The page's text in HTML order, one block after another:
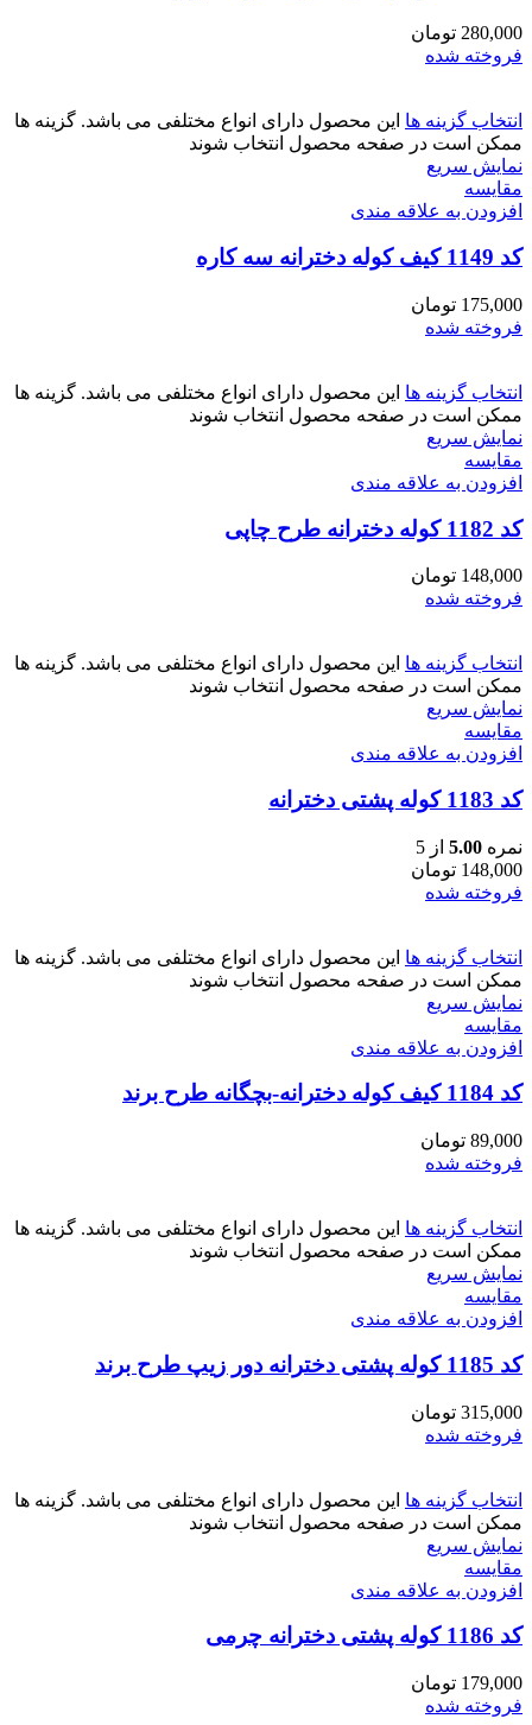
280,000 تومان
فروخته شده
انتخاب گزینه ها این محصول دارای انواع مختلفی می باشد. گزینه ها
ممکن است در صفحه محصول انتخاب شوند
نمایش سریع
مقايسه
افزودن به علاقه مندی
کد 1149 کیف کوله دخترانه سه کاره
175,000 تومان
فروخته شده
انتخاب گزینه ها این محصول دارای انواع مختلفی می باشد. گزینه ها
ممکن است در صفحه محصول انتخاب شوند
نمایش سریع
مقايسه
افزودن به علاقه مندی
کد 1182 کوله دخترانه طرح چاپی
148,000 تومان
فروخته شده
انتخاب گزینه ها این محصول دارای انواع مختلفی می باشد. گزینه ها
ممکن است در صفحه محصول انتخاب شوند
نمایش سریع
مقايسه
افزودن به علاقه مندی
کد 1183 کوله پشتی دخترانه
نمره 5.00 از 5
148,000 تومان
فروخته شده
انتخاب گزینه ها این محصول دارای انواع مختلفی می باشد. گزینه ها
ممکن است در صفحه محصول انتخاب شوند
نمایش سریع
مقايسه
افزودن به علاقه مندی
کد 1184 کیف کوله دخترانه-بچگانه طرح برند
89,000 تومان
فروخته شده
انتخاب گزینه ها این محصول دارای انواع مختلفی می باشد. گزینه ها
ممکن است در صفحه محصول انتخاب شوند
نمایش سریع
مقايسه
افزودن به علاقه مندی
کد 1185 کوله پشتی دخترانه دور زیپ طرح برند
315,000 تومان
فروخته شده
انتخاب گزینه ها این محصول دارای انواع مختلفی می باشد. گزینه ها
ممکن است در صفحه محصول انتخاب شوند
نمایش سریع
مقايسه
افزودن به علاقه مندی
کد 1186 کوله پشتی دخترانه چرمی
179,000 تومان
فروخته شده